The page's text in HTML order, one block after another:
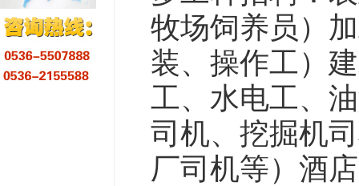
牧场饲养员）
装、操作工）
工、水电工、
司机、挖掘机
厂司机等）酒